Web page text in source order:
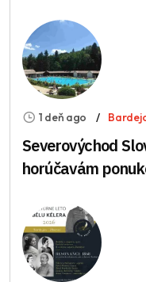
1 deň ago
Severovýchod
horúčavám